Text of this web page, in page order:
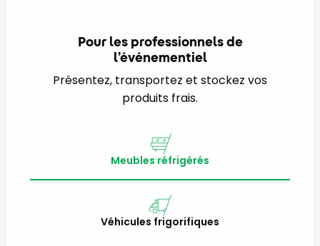
Pour les professionnels de
l’événementiel
Présentez, transportez et stockez vos
produits frais.
Meubles réfrigérés
Véhicules frigorifiques